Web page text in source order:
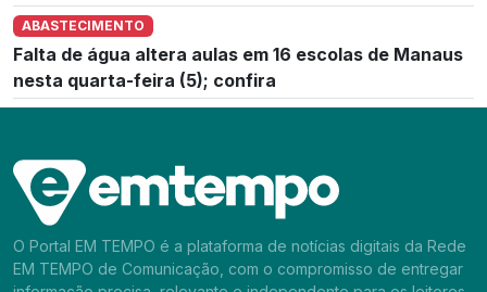
ABASTECIMENTO
Falta de água altera aulas em 16 escolas de Manaus
nesta quarta-feira (5); confira
O Portal EM TEMPO é a plataforma de notícias digitais da Rede
EM TEMPO de Comunicação, com o compromisso de entregar